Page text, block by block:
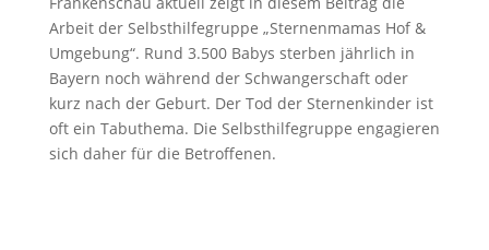
Arbeit der Selbsthilfegruppe „Sternenmamas Hof &
Umgebung“. Rund 3.500 Babys sterben jährlich in
Bayern noch während der Schwangerschaft oder
kurz nach der Geburt. Der Tod der Sternenkinder ist
oft ein Tabuthema. Die Selbsthilfegruppe engagieren
sich daher für die Betroffenen.